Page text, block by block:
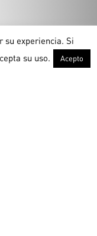
su experiencia. Si
su uso.
Acepto